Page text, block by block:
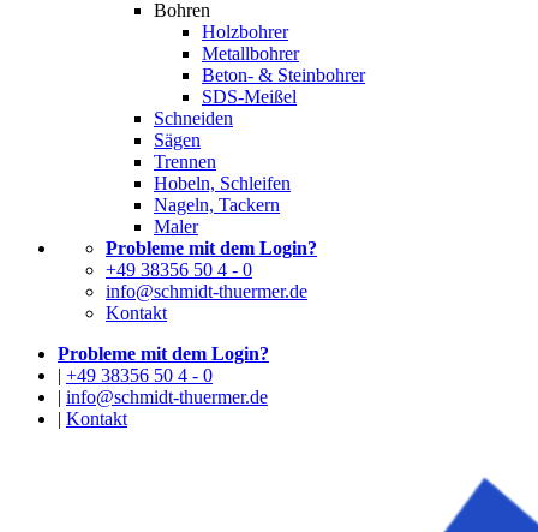
Bohren
Holzbohrer
Metallbohrer
Beton- & Steinbohrer
SDS-Meißel
Schneiden
Sägen
Trennen
Hobeln, Schleifen
Nageln, Tackern
Maler
Probleme mit dem Login?
+49 38356 50 4 - 0
info@schmidt-thuermer.de
Kontakt
Probleme mit dem Login?
| +49 38356 50 4 - 0
| info@schmidt-thuermer.de
| Kontakt